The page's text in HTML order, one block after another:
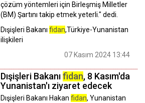
çözüm yöntemleri için Birleşmiş Milletler
(BM) Şartını takip etmek yeterli." dedi.
Dışişleri Bakanı fidan,Türkiye-Yunanistan
ilişkileri
07 Kasım 2024 13:44
Dışişleri Bakanıfidan, 8 Kasım'da
Yunanistan'ı ziyaret edecek
Dışişleri Bakanı Hakan fidan, Yunanistan